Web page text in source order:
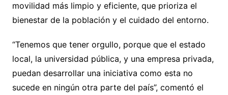
movilidad más limpio y eficiente, que prioriza el
bienestar de la población y el cuidado del entorno.
“Tenemos que tener orgullo, porque que el estado
local, la universidad pública, y una empresa privada,
puedan desarrollar una iniciativa como esta no
sucede en ningún otra parte del país”, comentó el